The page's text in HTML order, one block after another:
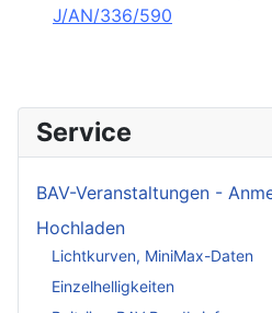
J/AN/336/590
Service
BAV-Veranstaltungen -
Hochladen
Lichtkurven, MiniMax-Daten
Einzelhelligkeiten